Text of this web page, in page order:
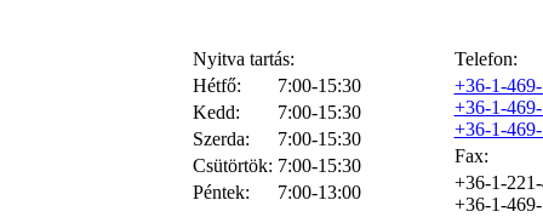
Nyitva tartás:
Hétfő:
7:00-15:30
Kedd:
7:00-15:30
Szerda:
7:00-15:30
Csütörtök: 7:00-15:30
Péntek:
7:00-13:00
Telefon:
+36-1-
+36-1-
+36-1-
Fax:
+36-1-
+36-1-